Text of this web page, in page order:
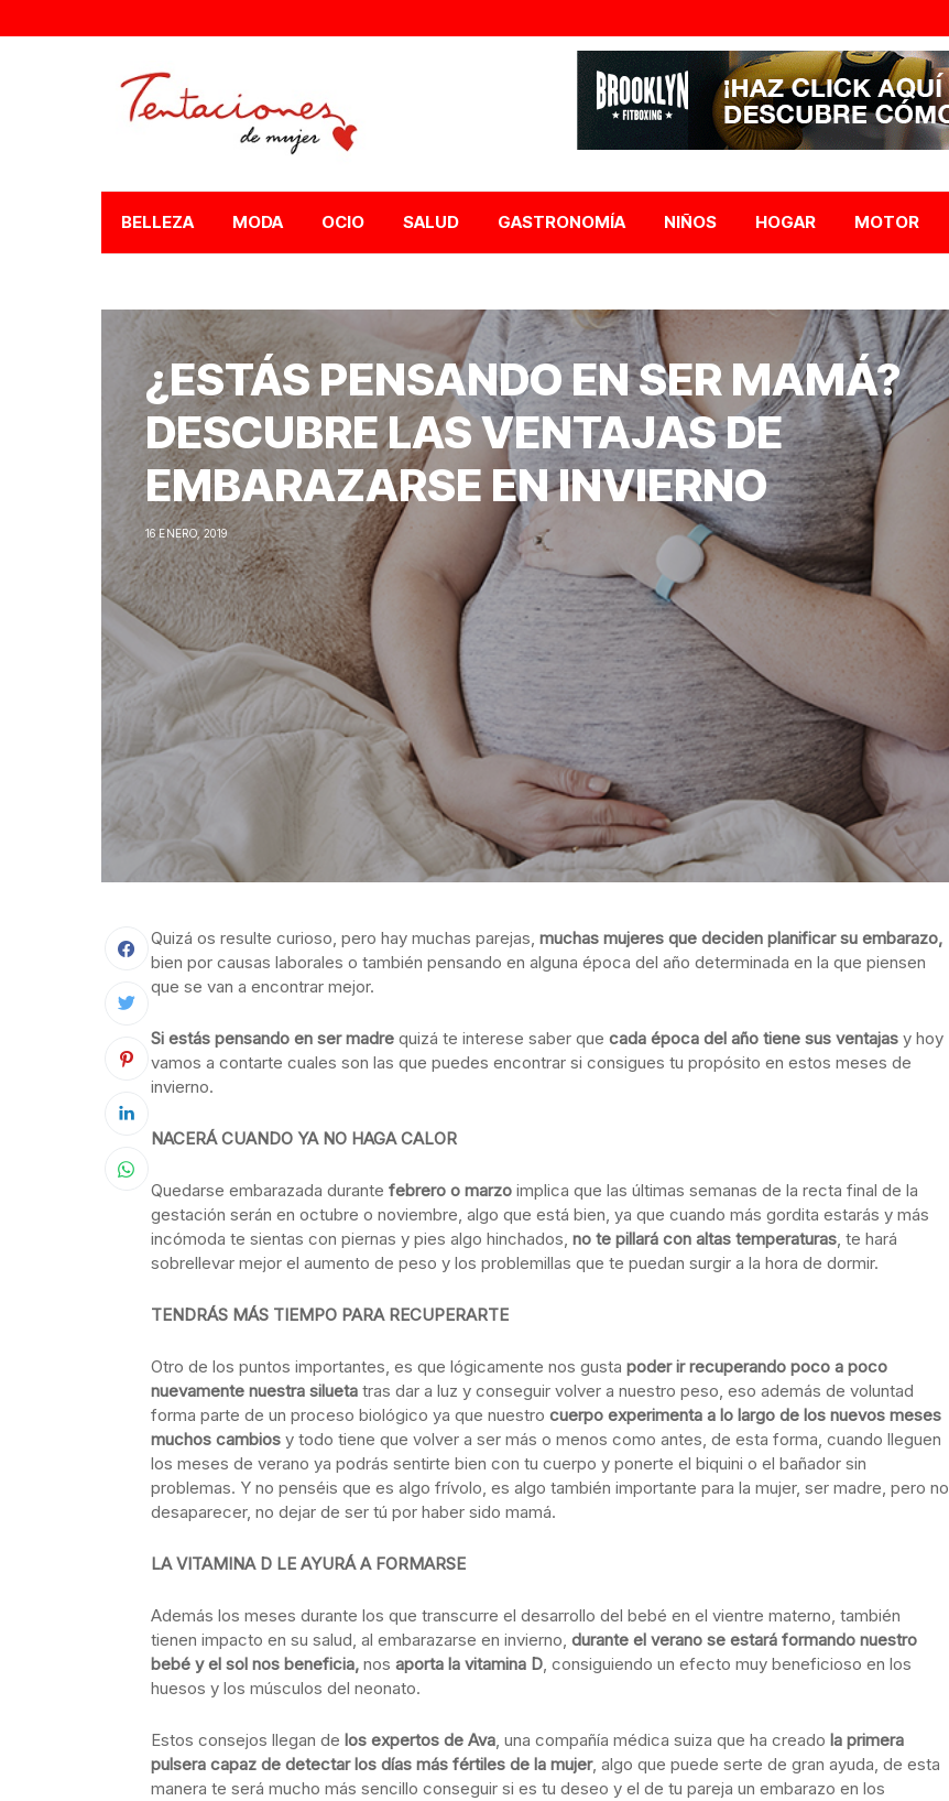
BELLEZA MODA OCIO SALUD GASTRONOMÍA NIÑOS HOGAR MOTOR
¿ESTÁS PENSANDO EN SER MAMÁ?
DESCUBRE LAS VENTAJAS DE
EMBARAZARSE EN INVIERNO
16 ENERO, 2019
Quizá os resulte curioso, pero hay muchas parejas, muchas mujeres que deciden planificar su embarazo,
bien por causas laborales o también pensando en alguna época del año determinada en la que piensen
que se van a encontrar mejor.
Si estás pensando en ser madre quizá te interese saber que cada época del año tiene sus ventajas y hoy
vamos a contarte cuales son las que puedes encontrar si consigues tu propósito en estos meses de
invierno.
NACERÁ CUANDO YA NO HAGA CALOR
Quedarse embarazada durante febrero o marzo implica que las últimas semanas de la recta final de la
gestación serán en octubre o noviembre, algo que está bien, ya que cuando más gordita estarás y más
incómoda te sientas con piernas y pies algo hinchados, no te pillará con altas temperaturas, te hará
sobrellevar mejor el aumento de peso y los problemillas que te puedan surgir a la hora de dormir.
TENDRÁS MÁS TIEMPO PARA RECUPERARTE
Otro de los puntos importantes, es que lógicamente nos gusta poder ir recuperando poco a poco
nuevamente nuestra silueta tras dar a luz y conseguir volver a nuestro peso, eso además de voluntad
forma parte de un proceso biológico ya que nuestro cuerpo experimenta a lo largo de los nuevos meses
muchos cambios y todo tiene que volver a ser más o menos como antes, de esta forma, cuando lleguen
los meses de verano ya podrás sentirte bien con tu cuerpo y ponerte el biquini o el bañador sin
problemas. Y no penséis que es algo frívolo, es algo también importante para la mujer, ser madre, pero no
desaparecer, no dejar de ser tú por haber sido mamá.
LA VITAMINA D LE AYURÁ A FORMARSE
Además los meses durante los que transcurre el desarrollo del bebé en el vientre materno, también
tienen impacto en su salud, al embarazarse en invierno, durante el verano se estará formando nuestro
bebé y el sol nos beneficia, nos aporta la vitamina D, consiguiendo un efecto muy beneficioso en los
huesos y los músculos del neonato.
Estos consejos llegan de los expertos de Ava, una compañía médica suiza que ha creado la primera
pulsera capaz de detectar los días más fértiles de la mujer, algo que puede serte de gran ayuda, de esta
manera te será mucho más sencillo conseguir si es tu deseo y el de tu pareja un embarazo en los